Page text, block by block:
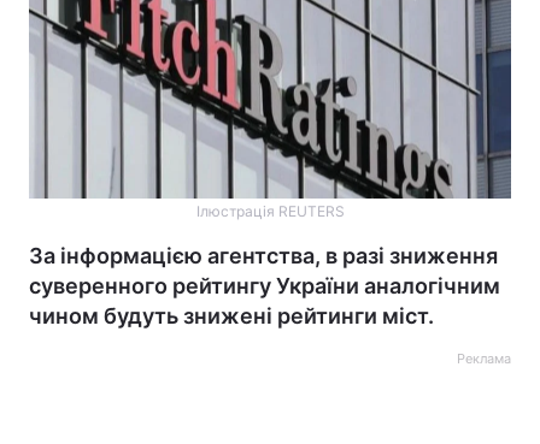
Ілюстрація REUTERS
За інформацією агентства, в разі зниження
суверенного рейтингу України аналогічним
чином будуть знижені рейтинги міст.
Реклама